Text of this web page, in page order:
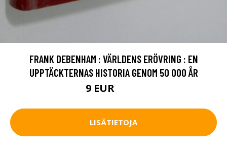
FRANK DEBENHAM : VÄRLDENS ERÖVRING : EN
UPPTÄCKTERNAS HISTORIA GENOM 50 000 ÅR
9 EUR
LISÄTIETOJA